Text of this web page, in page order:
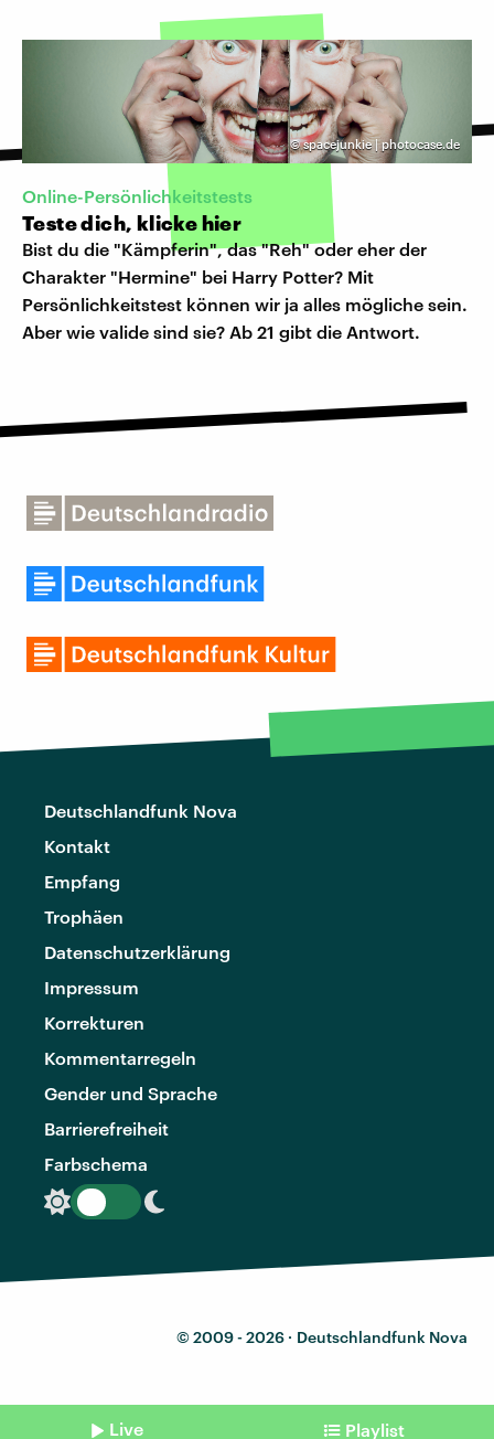
©spacejunkie | photocase.de
Online-Persönlichkeitstests
Teste dich, klicke hier
Bist du die "Kämpferin", das "Reh" oder eher der
Charakter "Hermine" bei Harry Potter? Mit
Persönlichkeitstest können wir ja alles mögliche sein.
Aber wie valide sind sie? Ab 21 gibt die Antwort.
Deutschlandfunk Nova
Kontakt
Empfang
Trophäen
Datenschutzerklärung
Impressum
Korrekturen
Kommentarregeln
Gender und Sprache
Barrierefreiheit
Farbschema
© 2009 - 2026 · Deutschlandfunk Nova
Live Playlist